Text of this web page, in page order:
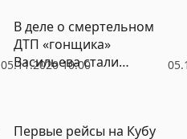
05.11.2020 10:00
В деле о смертельном
ДТП «гонщика»
Васильева стали
Первые рейсы на Кубу